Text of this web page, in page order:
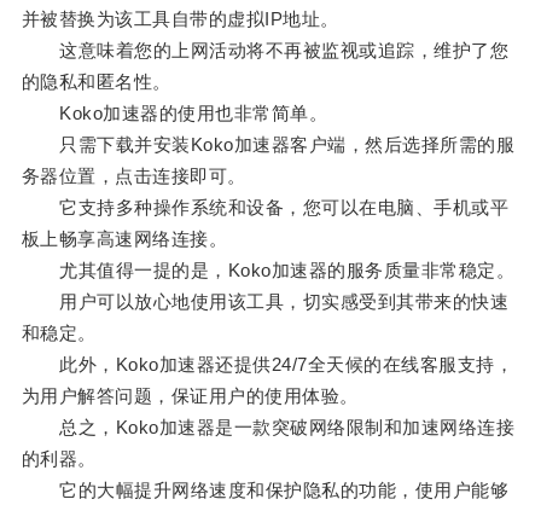
并被替换为该工具自带的虚拟IP地址。
这意味着您的上网活动将不再被监视或追踪，维护了您
的隐私和匿名性。
Koko加速器的使用也非常简单。
只需下载并安装Koko加速器客户端，然后选择所需的服
务器位置，点击连接即可。
它支持多种操作系统和设备，您可以在电脑、手机或平
板上畅享高速网络连接。
尤其值得一提的是，Koko加速器的服务质量非常稳定。
用户可以放心地使用该工具，切实感受到其带来的快速
和稳定。
此外，Koko加速器还提供24/7全天候的在线客服支持，
为用户解答问题，保证用户的使用体验。
总之，Koko加速器是一款突破网络限制和加速网络连接
的利器。
它的大幅提升网络速度和保护隐私的功能，使用户能够